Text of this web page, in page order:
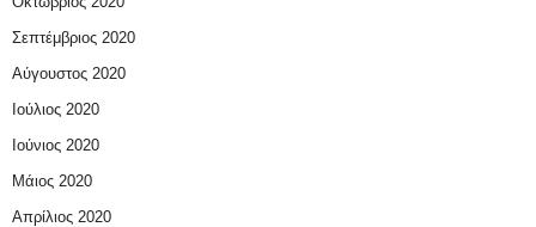
Σεπτέμβριος 2020
Αύγουστος 2020
Ιούλιος 2020
Ιούνιος 2020
Μάιος 2020
Απρίλιος 2020